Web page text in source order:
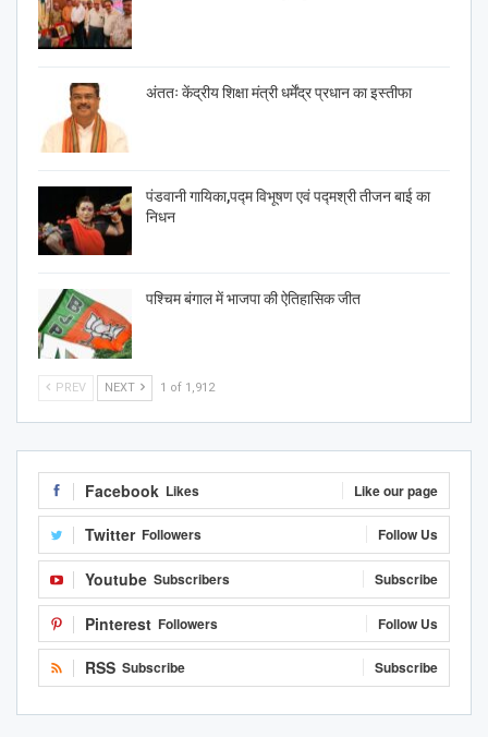
अंततः केंद्रीय शिक्षा मंत्री धर्मेंद्र प्रधान का इस्तीफा
पंडवानी गायिका,पद्म विभूषण एवं पद्मश्री तीजन बाई का
निधन
पश्चिम बंगाल में भाजपा की ऐतिहासिक जीत
PREV NEXT 1 of 1,912
Facebook Likes Like our page
Twitter Followers Follow Us
Youtube Subscribers Subscribe
Pinterest Followers Follow Us
RSS Subscribe Subscribe